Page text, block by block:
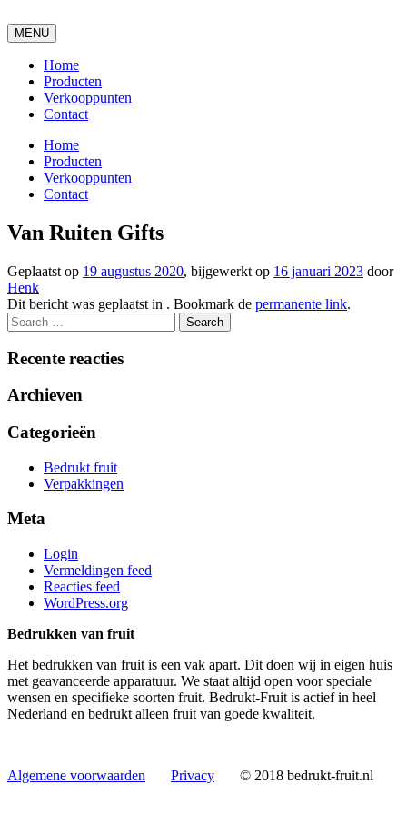
MENU
Home
Producten
Verkooppunten
Contact
Home
Producten
Verkooppunten
Contact
Van Ruiten Gifts
Geplaatst op 19 augustus 2020, bijgewerkt op 16 januari 2023 door
Henk
Dit bericht was geplaatst in . Bookmark de permanente link.
Recente reacties
Archieven
Categorieën
Bedrukt fruit
Verpakkingen
Meta
Login
Vermeldingen feed
Reacties feed
WordPress.org
Bedrukken van fruit
Het bedrukken van fruit is een vak apart. Dit doen wij in eigen huis
met geavanceerde apparatuur. We staat altijd open voor speciale
wensen en specifieke soorten fruit. Bedrukt-Fruit is actief in heel
Nederland en bedrukt alleen fruit van goede kwaliteit.
Algemene voorwaarden Privacy © 2018 bedrukt-fruit.nl